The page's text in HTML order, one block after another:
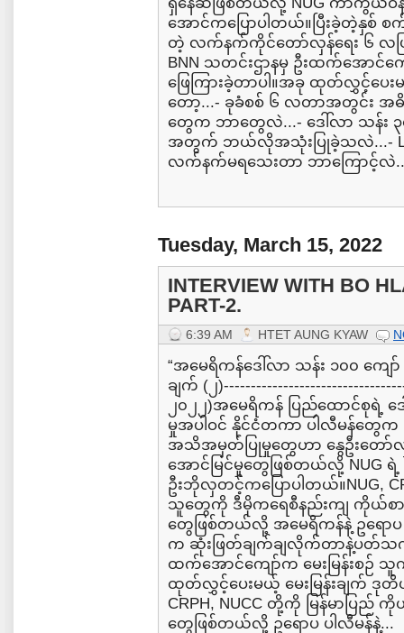
အောင်ကပြောပါတယ်။ပြီးခဲ့တဲ့နှစ်
တဲ့ လက်နက်ကိုင်တော်လှန်ရေး ၆ လပ
BNN သတင်းဌာနမှ ဦးထက်အောင်
ဖြေကြားခဲ့တာပါ။အခု ထုတ်လွှင့်ပေး
တော့...- ခုခံစစ် ၆ လတာအတွင်း အဓိ
တွေက ဘာတွေလဲ...- ဒေါ်လာ သန်း
အတွက် ဘယ်လိုအသုံးပြုခဲ့သလဲ...-
လက်နက်မရသေးတာ ဘာကြောင့်လဲ
Tuesday, March 15, 2022
INTERVIEW WITH BO
PART-2.
6:39 AM HTET AUNG KYAW
“အမေရိကန်ဒေါ်လာ သန်း ၁၀၀ ကျော်
ချက် (၂
၂၀၂၂)အမေရိကန် ပြည်ထောင်စုရဲ့ ဒ
မှုအပါဝင် နိုင်ငံတကာ ပါလီမန်တွေက
အသိအမှတ်ပြုမှုတွေဟာ နွေဦးတော်
အောင်မြင်မှုတွေဖြစ်တယ်လို့
ဦးဘိုလှတင့်ကပြောပါတယ်။NUG,
သူတွေကို ဒီမိုကရေစီနည်းကျ ကိုယ်စာ
တွေဖြစ်တယ်လို့ အမေရိကန်နဲ့ ဥရောပ
က ဆုံးဖြတ်ချက်ချလိုက်တာနဲ့ပတ်သက်ပ
ထက်အောင်ကျော်က မေးမြန်းစဉ် သူ
ထုတ်လွှင့်ပေးမယ့် မေးမြန်းချက် ဒုတိ
CRPH, NUCC တို့ကို မြန်မာပြည်
တွေဖြစ်တယ်လို့ ဥရောပ ပါလီမန်နဲ့...